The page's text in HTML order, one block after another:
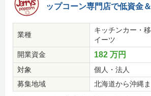
ップコーン専門店で低資金
業種
キッチンカー・
イーツ
開業資金
182 万円
対象
個人・法人
募集地域
北海道から沖縄ま